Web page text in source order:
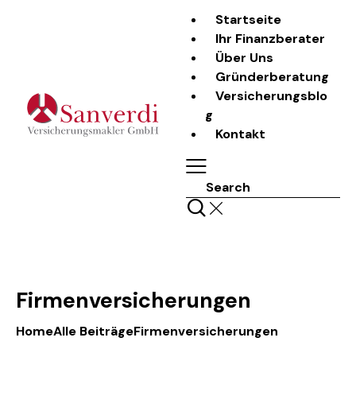
Startseite
Ihr Finanzberater
Über Uns
Gründerberatung
Versicherungsblo
g
Kontakt
Search
Firmenversicherungen
HomeAlle BeiträgeFirmenversicherungen